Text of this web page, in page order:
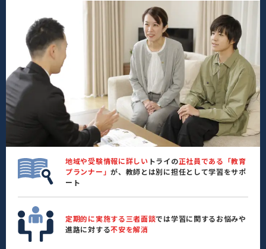
地域や受験情報に詳しい トライの正社員である「教育
プランナー」が、教師とは別に担任として学習をサポ
ート
定期的に実施する三者面談では学習に関するお悩みや
進路に対する不安を解消